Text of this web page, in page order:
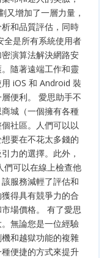
又增加了一層力量，
和品質評估，同時
全是所有系統使用者
演算法解決網路安
隨著遠端工作和靈
iOS 和 Android 裝
便利。 愛思助手不
城（一個擁有各種
社區。人們可以以
要在不花太多錢的
力的選擇。此外，
們可以在線上檢查他
服務減輕了評估和
得具有競爭力的合
場價格。 有了愛思
無論您是一位經驗
和越獄功能的複雜
便捷的方式來提升